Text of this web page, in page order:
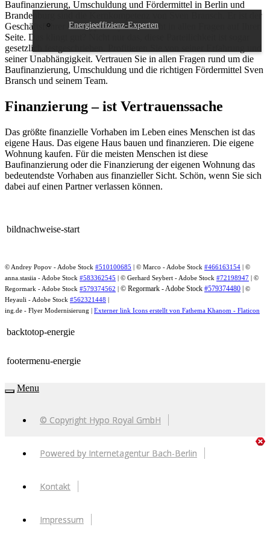
Energieeffizienz-Experten
Baufinanzierung, Umschuldung und Fördermittel in Berlin und
Brandenburg sind die Kernkompetenz von Sven Bransch. Er ist der
Geschäftsführer der Hypo Royal und steht in allen Fragen auf Ihrer
Seite. Das klingt gut? Nicht nur das, diese Parteilichkeit ist sogar
gesetzlich festgeschrieben. Profitieren Sie von seiner Erfahrung und
seiner Unabhängigkeit. Vertrauen Sie in allen Fragen rund um die
Baufinanzierung, Umschuldung und die richtigen Fördermittel Sven
Bransch und seinem Team.
Finanzierung – ist Vertrauenssache
Das größte finanzielle Vorhaben im Leben eines Menschen ist das
eigene Haus. Das eigene Haus bauen und finanzieren. Die eigene
Wohnung kaufen. Für die meisten Menschen ist diese
Baufinanzierung oder die Finanzierung der eigenen Wohnung das
bedeutendste Vorhaben aus finanzieller Sicht. Schön, wenn Sie sich
dabei auf einen Partner verlassen können.
bildnachweise-start
© Andrey Popov - Adobe Stock #510100685 | © Marco - Adobe Stock #466163154 | ©
anna.stasiia - Adobe Stock #583362545 | © Gerhard Seybert - Adobe Stock #72198947 | ©
Regormark - Adobe Stock #579374562 | © Regormark - Adobe Stock #579374480 | ©
Heyauli - Adobe Stock #562321448 |
ing.de - Flyer Modernisierung | Externer link Icons erstellt von Fathema Khanom - Flaticon
backtotop-energie
footermenu-energie
Menu
© Copyright Hypo Royal GmbH
Powered by Internetagentur Bach-Berlin
Kontakt
Impressum